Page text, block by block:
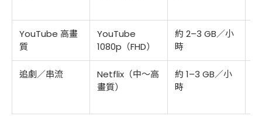
YouTube 高畫
質
YouTube
1080p（FHD）
約 2–3 GB／小
時
追劇／串流
Netflix（中～高
畫質）
約 1–3 GB／小
時